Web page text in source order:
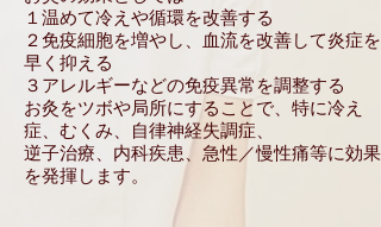
１温めて冷えや循環を改善する
２免疫細胞を増やし、血流を改善して炎症を
早く抑える
３アレルギーなどの免疫異常を調整する
お灸をツボや局所にすることで、特に冷え
症、むくみ、自律神経失調症、
逆子治療、内科疾患、急性／慢性痛等に効果
を発揮します。